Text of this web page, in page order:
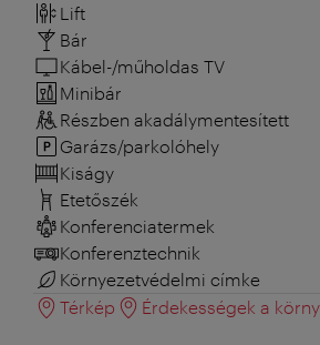
Lift
Bár
Kábel-/műholdas TV
Minibár
Részben akadálymentesített
Garázs/parkolóhely
Kiságy
Etetőszék
Konferenciatermek
Konferenztechnik
Környezetvédelmi címke
Térkép
Érdekességek a